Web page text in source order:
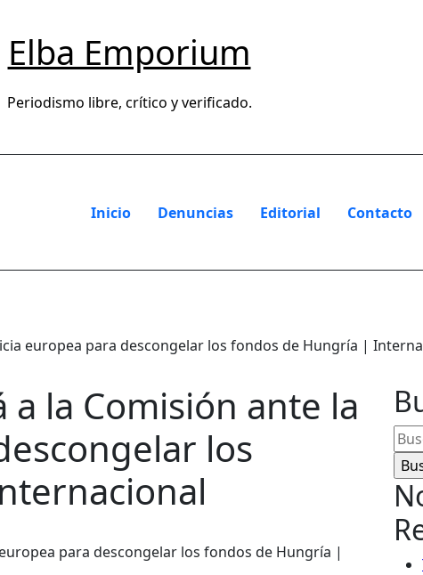
Elba Emporium
Periodismo libre, crítico y verificado.
Inicio Denuncias Editorial Contacto
europea para descongelar los fondos de Hungría |
la Comisión ante la
los